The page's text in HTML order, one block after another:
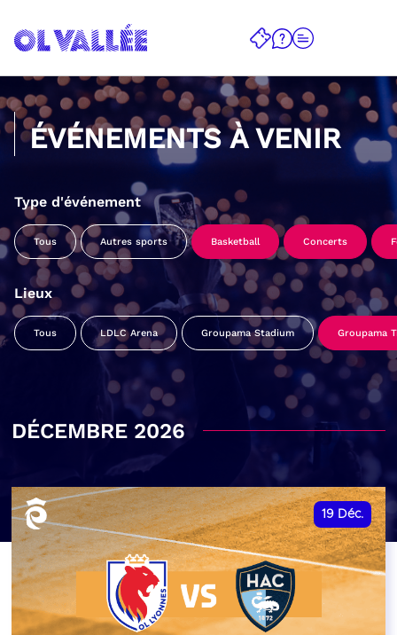
ÉVÉNEMENTS À VENIR
Type d'événement
Tous Autres sports Basketball Concerts
Lieux
Tous LDLC Arena Groupama Stadium Groupama
DÉCEMBRE 2026
19 Déc.